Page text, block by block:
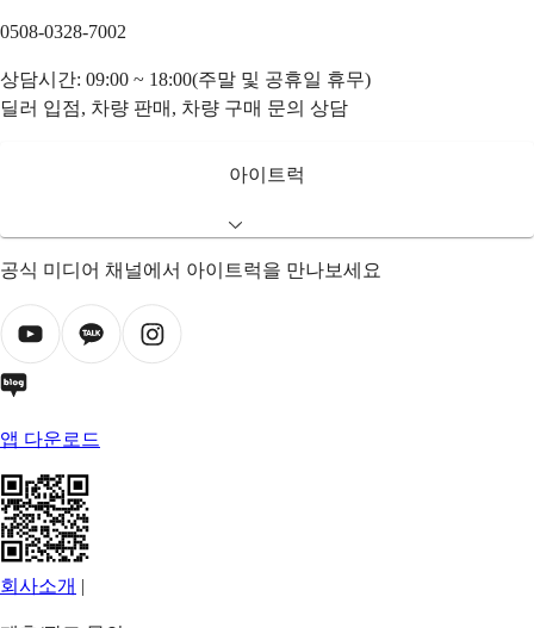
0508-0328-7002
상담시간: 09:00 ~ 18:00(주말 및 공휴일 휴무)
딜러 입점, 차량 판매, 차량 구매 문의 상담
아이트럭
공식 미디어 채널에서 아이트럭을 만나보세요
앱 다운로드
회사소개 |